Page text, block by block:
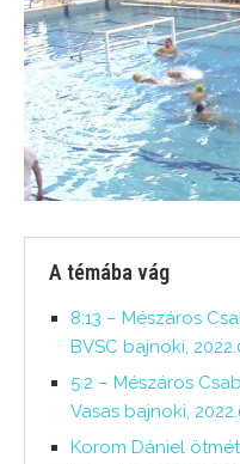
A témába vág
8:13 – Mészáros
BVSC bajnoki,
5:2 – Mészáros
Vasas bajnoki,
Korom Dániel